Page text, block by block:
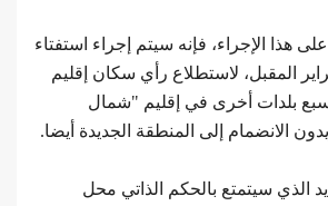
هذا الإجراء، فإنه سيتم إجراء استفتاء
فبراير المقبل، لاستطلاع رأي سكان إقليم
بلدات أخرى في إقليم "شمال
الانضمام إلى المنطقة الجديدة أيضا.
الذي سيتمتع بالحكم الذاتي محل